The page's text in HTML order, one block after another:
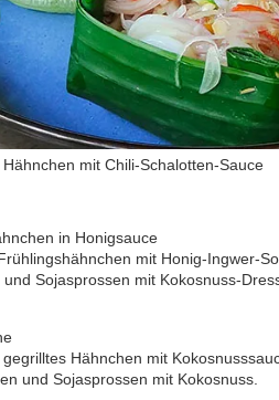
mit Chili-Schalotten-Sauce
in Honigsauce
mit Honig-Ingwer-
Sojasprossen mit Kokosnuss-
Hähnchen mit
und Sojasprossen mit Kokosnuss.